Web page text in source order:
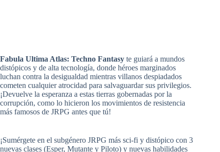
Fabula Ultima Atlas: Techno Fantasy te guiará a mundos
distópicos y de alta tecnología, donde héroes marginados
luchan contra la desigualdad mientras villanos despiadados
cometen cualquier atrocidad para salvaguardar sus privilegios.
¡Devuelve la esperanza a estas tierras gobernadas por la
corrupción, como lo hicieron los movimientos de resistencia
más famosos de JRPG antes que tú!
¡Sumérgete en el subgénero JRPG más sci-fi y distópico con 3
nuevas clases (Esper, Mutante y Piloto) y nuevas habilidades